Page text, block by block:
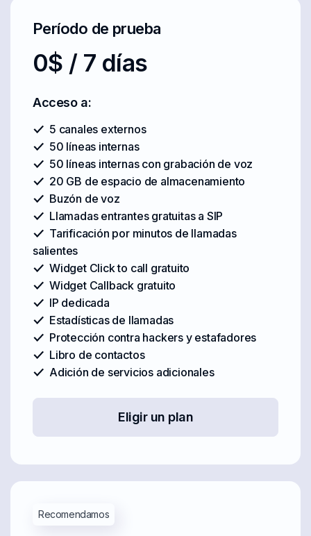
Período de prueba
0$ / 7 días
Acceso a:
5 canales externos
50 líneas internas
50 líneas internas con grabación de voz
20 GB de espacio de almacenamiento
Buzón de voz
Llamadas entrantes gratuitas a SIP
Tarificación por minutos de llamadas
salientes
Widget Click to call gratuito
Widget Callback gratuito
IP dedicada
Estadísticas de llamadas
Protección contra hackers y estafadores
Libro de contactos
Adición de servicios adicionales
Eligir un plan
Recomendamos